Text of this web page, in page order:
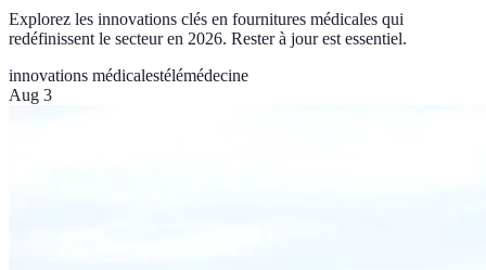
Explorez les innovations clés en fournitures médicales qui
redéfinissent le secteur en 2026. Rester à jour est essentiel.
innovations médicalestélémédecine
Aug 3